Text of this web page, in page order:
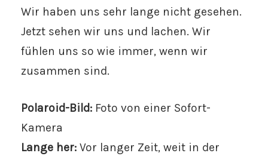
Wir haben uns sehr lange nicht gesehen.
Jetzt sehen wir uns und lachen. Wir
fühlen uns so wie immer, wenn wir
zusammen sind.
Polaroid-Bild: Foto von einer Sofort-
Kamera
Lange her: Vor langer Zeit, weit in der